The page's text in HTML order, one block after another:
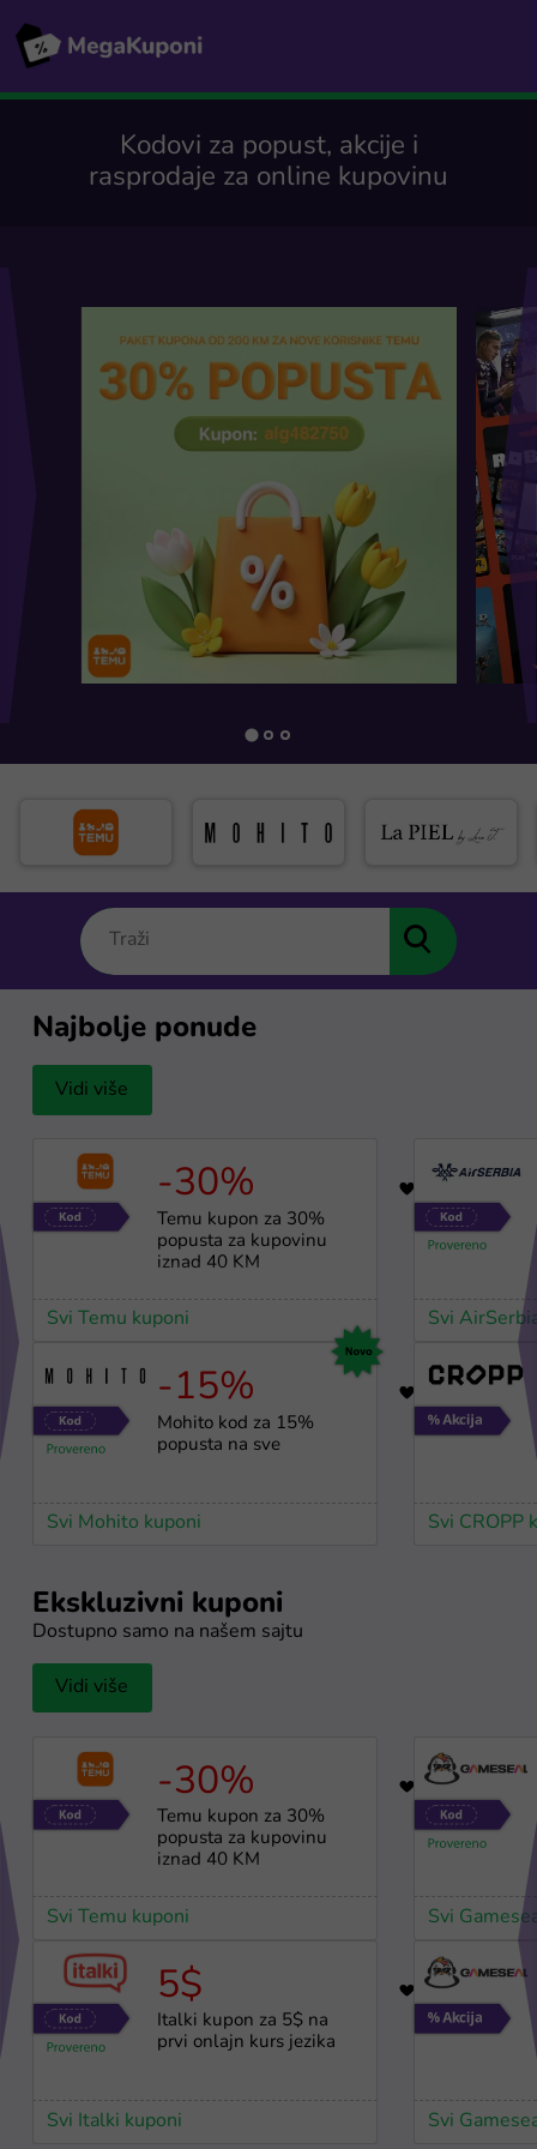
Kodovi za popust, akcije i
rasprodaje za online kupovinu
Najbolje ponude
Vidi više
-30%
Temu kupon za 30%
popusta za kupovinu
iznad 40 KM
Svi Temu kuponi
-15%
Mohito kod za 15%
popusta na sve
Svi Mohito kuponi
Svi
Svi CROPP
Ekskluzivni kuponi
Dostupno samo na našem sajtu
Vidi više
-30%
Temu kupon za 30%
popusta za kupovinu
iznad 40 KM
Svi Temu kuponi
5$
Italki kupon za 5$ na
prvi onlajn kurs jezika
Svi Italki kuponi
Svi
Svi